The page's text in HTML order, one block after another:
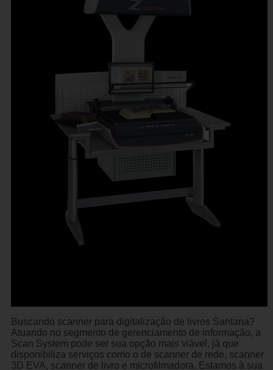
Buscando scanner para digitalização de livros Santana?
Atuando no segmento de gerenciamento de informação, a
Scan System pode ser sua opção mais viável, já que
disponibiliza serviços como o de scanner de rede, scanner
3D EVA, scanner de livro e microfilmadora. Estamos à sua